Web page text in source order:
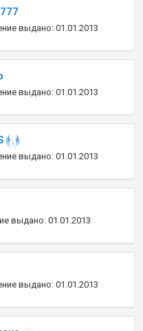
выдано: 01.01.2013
выдано: 01.01.2013
выдано: 01.01.2013
выдано: 01.01.2013
выдано: 01.01.2013